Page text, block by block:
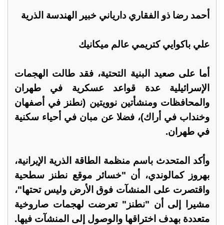
أحمد رضا ذو الفقاري دارياني خبير الهندسة الذرية
علي باكوايي كتريمي عالم ميكانيك
أما على صعيد البنية التحتية، فقد طالت الهجمات
الإسرائيلية عدة قواعد عسكرية في طهران
والمحافظات ومنشأتين نوويتين (نطنز في أصفهان
وخنداب في أراك)، فضلا عن مبان في أحياء سكنية
في طهران.
وأكد المتحدث باسم منظمة الطاقة الذرية الإيرانية،
بهروز كمالوندي، أن "خسائر موقع نطنز سطحية
واقتصرت على المنشآت فوق الأرض وليس تحتها"،
مشيرا إلى أن "نطنز" تعرضت لهجمات صاروخية
متعددة بهدف اختراقها والوصول إلى المنشآت فيها.